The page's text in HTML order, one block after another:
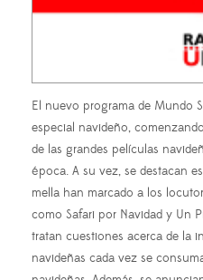
El nuevo programa de Mundo
especial navideño,
de las grandes películas
época. A su vez, se destacan
mella han marcado a los
como Safari por Navidad y Un
tratan cuestiones acerca de la
navideñas cada vez se